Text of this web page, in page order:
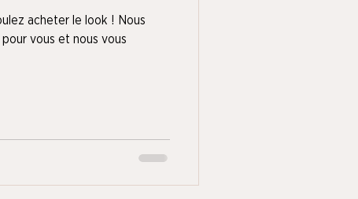
acheter le look ! Nous
vous et nous vous